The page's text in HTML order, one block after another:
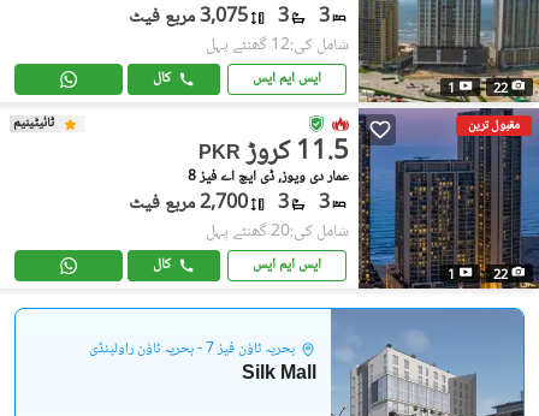
22
1
3
3 3,075 مربع فیٹ
شامل کی:12 گھنٹے پہل
ایس ایم ایس کال
مقبول ترین
22
1
ٹائیٹینیم
PKR 11.5 کروڑ
عمار دی ویوز, ڈی ایچ اے فیز 8
3
3 2,700 مربع فیٹ
شامل کی:20 گھنٹے پہل
ایس ایم ایس کال
بحریہ ٹاؤن فیز 7 - بحریہ ٹاؤن راولپنڈی
Silk Mall